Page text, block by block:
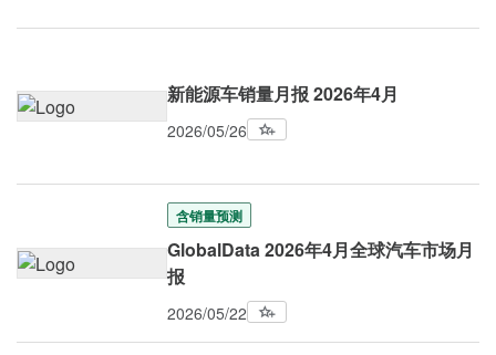
新能源车销量月报 2026年4月
2026/05/26
含销量预测
GlobalData 2026年4月全球汽车市场月
报
2026/05/22